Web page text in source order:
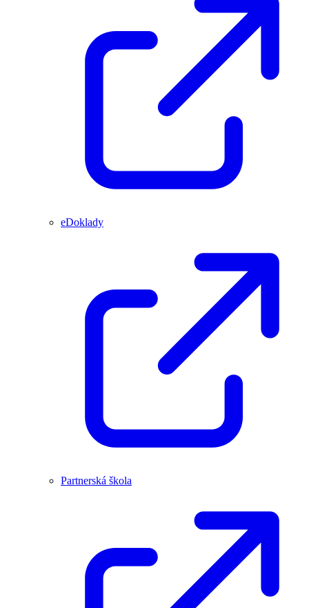
eDoklady
Partnerská škola